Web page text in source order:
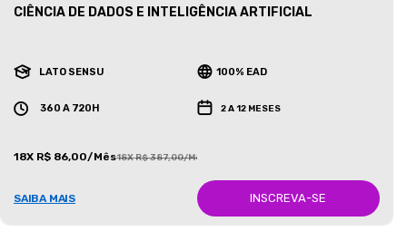
CIÊNCIA DE DADOS E INTELIGÊNCIA ARTIFICIAL
LATO SENSU 100% EAD
360 A 720H 2 A 12 MESES
18X R$ 86,00/Mês18X R$ 387,00/Mês
SAIBA MAIS INSCREVA-SE